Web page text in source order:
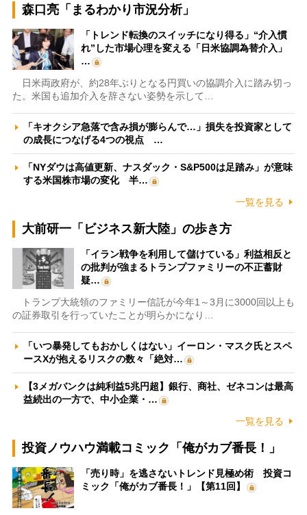
森口亮「まるわかり市況分析」
「トレンド転換のスイッチになり得る」“介入慣
れ”した市場心理を変える「日米協調為替介入」
…
日米両政府が、約28年ぶりとなる円買いの協調介入に踏み切っ
た。米国も追加介入を辞さない姿勢を示して…
「キオクシア急落で含み損が膨らんで…」損失を投資家として
の成長につなげる4つの視点 …
「NYダウは高値更新、ナスダック・S&P500は足踏み」が意味
する米国株市場の変化 半…
一覧を見る
大前研一「ビジネス新大陸」の歩き方
「イラン戦争を利用して儲けている」利益相反と
の批判が強まるトランプファミリーの不正蓄財
疑…
トランプ大統領のファミリー信託が今年1～3月に3000回以上も
の証券取引を行っていたことが明らかになり…
「いつ暴発してもおかしくはない」イーロン・マスク氏とスペ
ースXが抱えるリスクの数々「絶対…
【3メガバンクは純利益5兆円超】銀行、商社、ゼネコンは最高
益続出の一方で、中小企業・…
一覧を見る
投資ノウハウ満載コミック「俺がカブ番長！」
「売り時」を逃さないトレンド見極め術 投資コ
ミック「俺がカブ番長！」【第11回】